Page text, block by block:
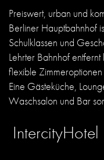
Preiswert, urban und
Berliner Hauptbahnhof
Schulklassen und
Lehrter Bahnhof
flexible
Eine Gästeküche,
Waschsalon und Bar